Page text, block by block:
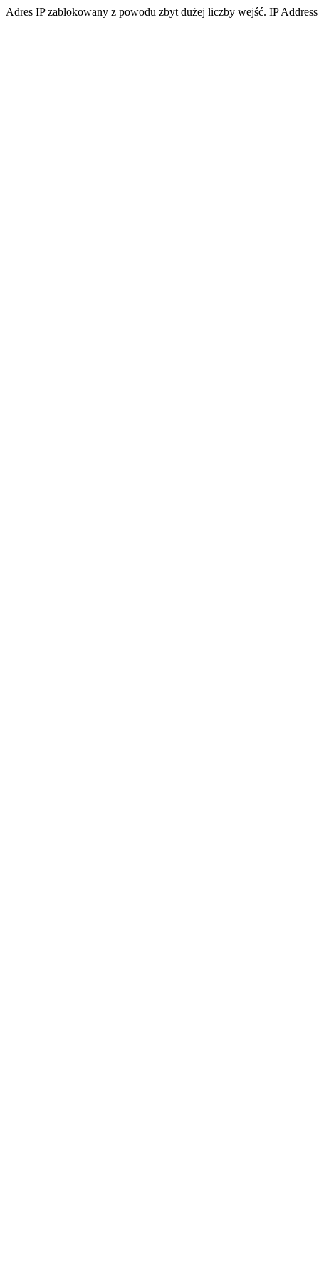
Adres IP zablokowany z powodu zbyt dużej liczby wejść. IP